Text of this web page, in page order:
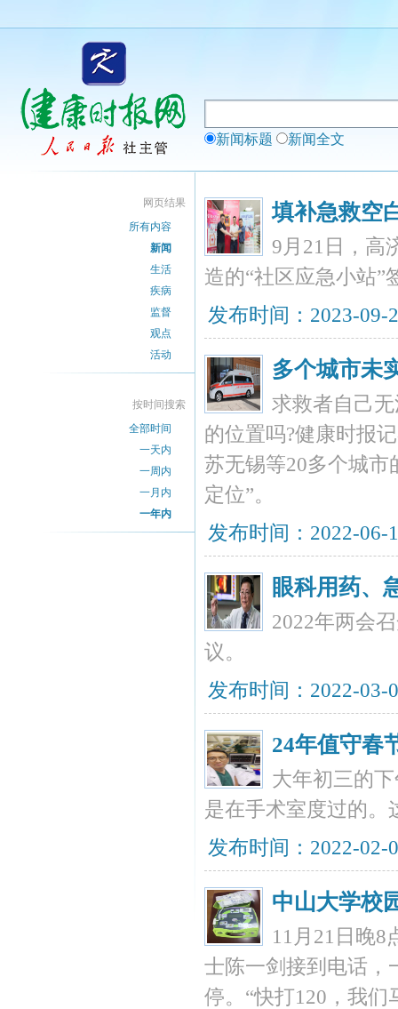
新闻标题 新闻全文
网页结果
所有内容
新闻
生活
疾病
监督
观点
活动
按时间搜索
全部时间
一天内
一周内
一月内
一年内
填补急救空
9月21日，高
造的“社区应急小站”
发布时间：2023-
多个城市未
求救者自己
的位置吗?健康时报
苏无锡等20多个城市
定位”。
发布时间：2022-
眼科用药、
2022年两会
议。
发布时间：2022-
24年值守春
大年初三的
是在手术室度过的。
发布时间：2022-
中山大学校
11月21日晚8
士陈一剑接到电话，
停。“快打120，我